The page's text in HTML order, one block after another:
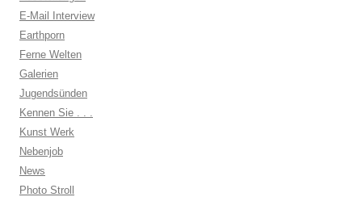
E-Mail Interview
Earthporn
Ferne Welten
Galerien
Jugendsünden
Kennen Sie . . .
Kunst Werk
Nebenjob
News
Photo Stroll